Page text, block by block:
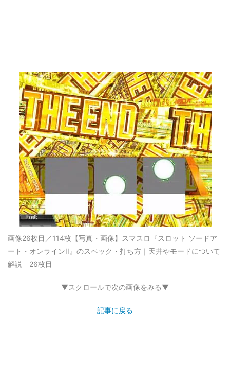
画像26枚目／114枚 【写真・画像】スマスロ『スロット ソードア
ート・オンラインII』のスペック・打ち方｜天井やモードについて
解説 26枚目
▼スクロールで次の画像をみる▼
記事に戻る